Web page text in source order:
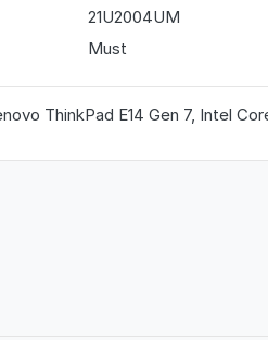
21U2004UM
Must
ThinkPad E14 Gen 7, Intel